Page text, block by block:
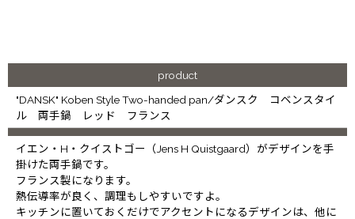
product
"DANSK" Koben Style Two-handed pan/ダンスク コベンスタイ
ル 両手鍋 レッド フランス
イエン・H・クイストゴー（Jens H Quistgaard）がデザインを手
掛けた両手鍋です。
フランス製になります。
熱伝導率が良く、調理もしやすいですよ。
キッチンに置いておくだけでアクセントになるデザインは、他に